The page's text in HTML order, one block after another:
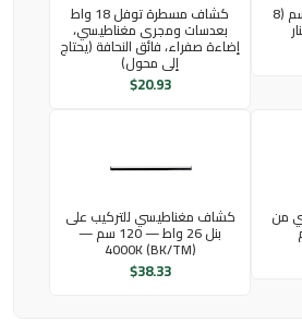
كشاف لطش أبيض 20 سم (8 كشاف مسطرة توفل 18 واط
بعدسات ومجرى مغناطيسي،
إضاءة صفراء، فائق النحافة (يحتاج
إلى محول)
$20.93
من كشاف مغناطيسي للتركيب على
بنل 26 واط — 120 سم —
4000K (BK/TM)
$38.33